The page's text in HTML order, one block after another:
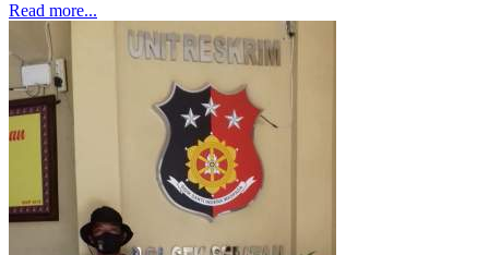
Read more...